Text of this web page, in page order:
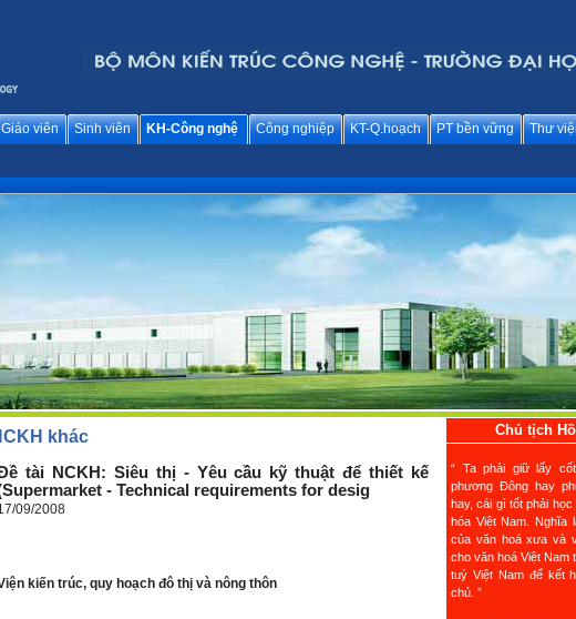
Giáo viên Sinh viên KH-Công nghệ Công nghiệp KT-Q.hoạch PT bền vững Thư
khác
tài NCKH: Siêu thị - Yêu cầu kỹ thuật để thiết kế
- Technical requirements for desig
09/2008
kiến trúc, quy hoạch đô thị và nông thôn
Chủ tịch
“ Ta phải giữ lấy
phương Đông hay
hay, cái gì tốt phải
hóa Việt Nam. Nghĩa
của văn hoá xưa và
cho văn hoá Việt Nam
tuý Việt Nam để kết
chủ. ”